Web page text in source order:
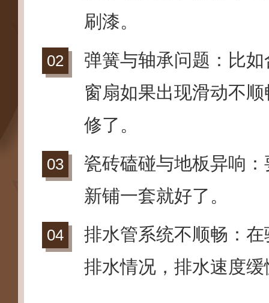
刷漆。
弹簧与轴承问题：比
窗扇如果出现滑动不
修了。
瓷砖磕碰与地板异响
新铺一套就好了。
排水管系统不顺畅：
排水情况，排水速度